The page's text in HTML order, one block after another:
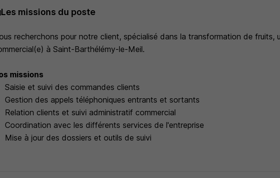
Les missions du poste
recherchons pour notre client, spécialisé dans la transformation de fruits,
à Saint-Barthélémy-le-Meil.
missions
Saisie et suivi des commandes clients
Gestion des appels téléphoniques entrants et sortants
Relation clients et suivi administratif commercial
Coordination avec les différents services de l'entreprise
Mise à jour des dossiers et outils de suivi